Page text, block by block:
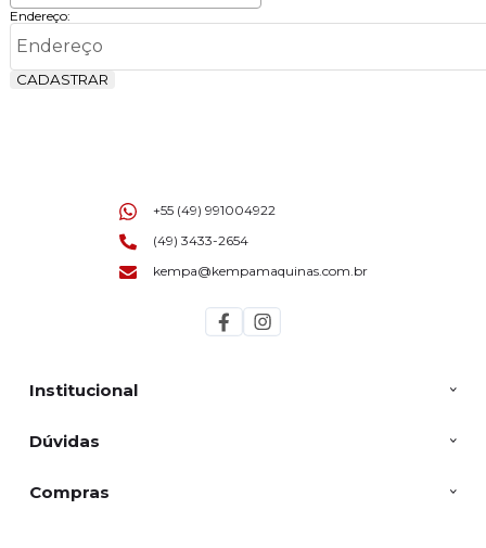
Endereço:
CADASTRAR
Institucional
Dúvidas
Compras
+55 (49) 991004922
(49) 3433-2654
kempa@kempamaquinas.com.br